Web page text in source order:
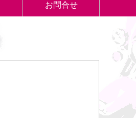
お問合せ